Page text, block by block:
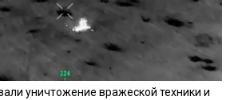
уничтожение вражеской техники и